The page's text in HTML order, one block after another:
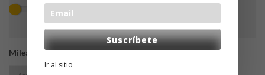
Mileage:
Suscríbete
Ir al sitio